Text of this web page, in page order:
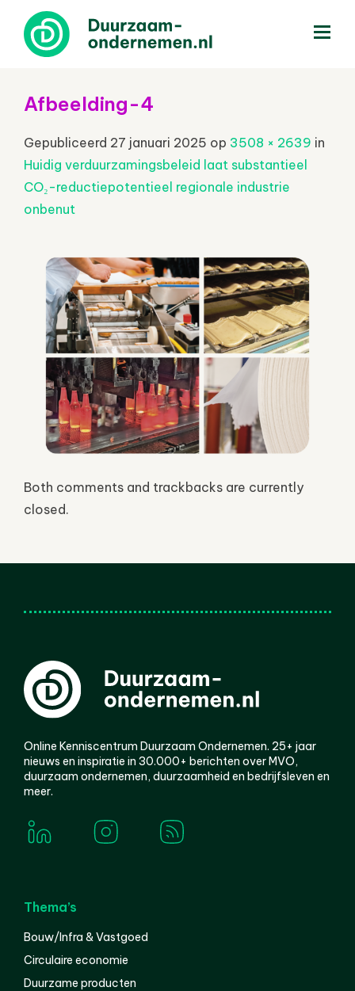
Afbeelding-4
Gepubliceerd 27 januari 2025 op 3508 × 2639 in
Huidig verduurzamingsbeleid laat substantieel
CO₂-reductiepotentieel regionale industrie
onbenut
Both comments and trackbacks are currently
closed.
Online Kenniscentrum Duurzaam Ondernemen. 25+ jaar
nieuws en inspiratie in 30.000+ berichten over MVO,
duurzaam ondernemen, duurzaamheid en bedrijfsleven en
meer.
Thema’s
Bouw/Infra & Vastgoed
Circulaire economie
Duurzame producten